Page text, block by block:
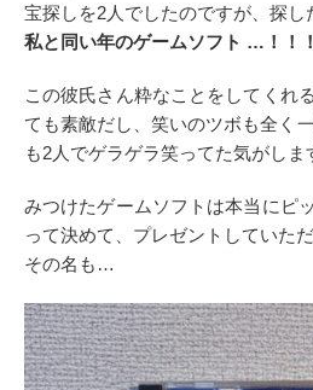
宝探しを2人でしたのですが、探し
私と同い年のゲームソフト …！！！
この彼氏さん粋なことをしてくれ
ても素敵だし、笑いのツボも全く
も2人でゲラゲラ笑ってた気がしま
みつけたゲームソフトは本当にピ
って決めて、プレゼントしていた
その名も…